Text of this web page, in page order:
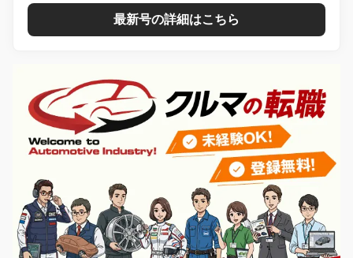
最新号の詳細はこちら